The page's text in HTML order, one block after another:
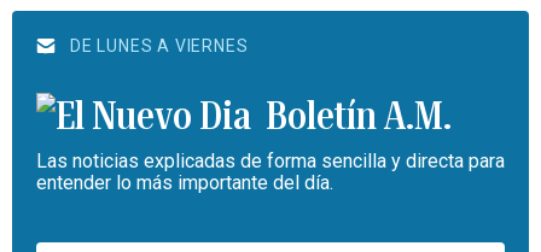
DE LUNES A VIERNES
Boletín A.M.
Las noticias explicadas de forma sencilla y directa para
entender lo más importante del día.